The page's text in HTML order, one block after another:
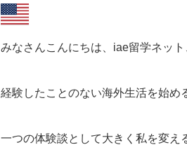
みなさんこんにちは、iae留学ネット
経験したことのない海外生活を始め
一つの体験談として大きく私を変え